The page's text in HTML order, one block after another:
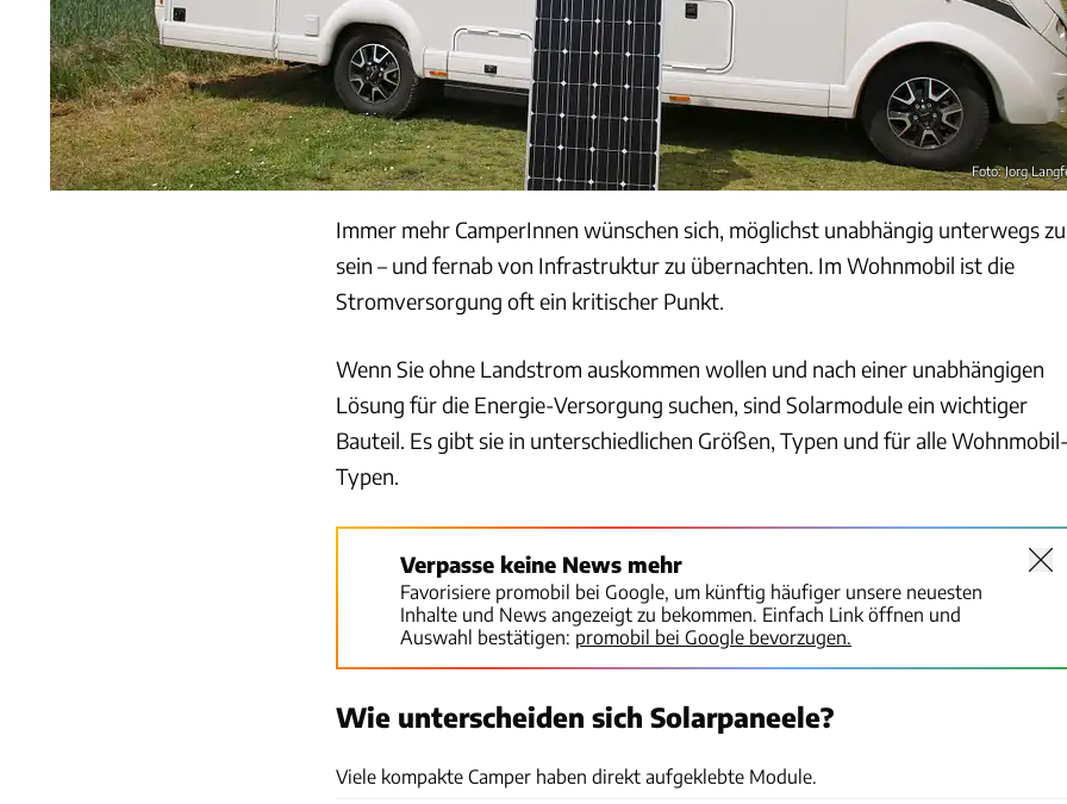
Foto: Jorg
Immer mehr CamperInnen wünschen sich, möglichst unabhängig unterwegs zu
sein – und fernab von Infrastruktur zu übernachten. Im Wohnmobil ist die
Stromversorgung oft ein kritischer Punkt.
Wenn Sie ohne Landstrom auskommen wollen und nach einer unabhängigen
Lösung für die Energie-Versorgung suchen, sind Solarmodule ein wichtiger
Bauteil. Es gibt sie in unterschiedlichen Größen, Typen und für alle
Typen.
Verpasse keine News mehr
Favorisiere promobil bei Google, um künftig häufiger unsere neuesten
Inhalte und News angezeigt zu bekommen. Einfach Link öffnen und
Auswahl bestätigen: promobil bei Google bevorzugen.
Wie unterscheiden sich Solarpaneele?
Viele kompakte Camper haben direkt aufgeklebte Module.